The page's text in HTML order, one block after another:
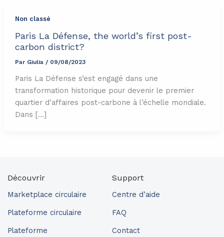
Non classé
Paris La Défense, the world’s first post-
carbon district?
Par Giulia / 09/08/2023
Paris La Défense s’est engagé dans une
transformation historique pour devenir le premier
quartier d’affaires post-carbone à l’échelle mondiale.
Dans […]
Découvrir
Marketplace circulaire
Plateforme circulaire
Plateforme
Support
Centre d’aide
FAQ
Contact